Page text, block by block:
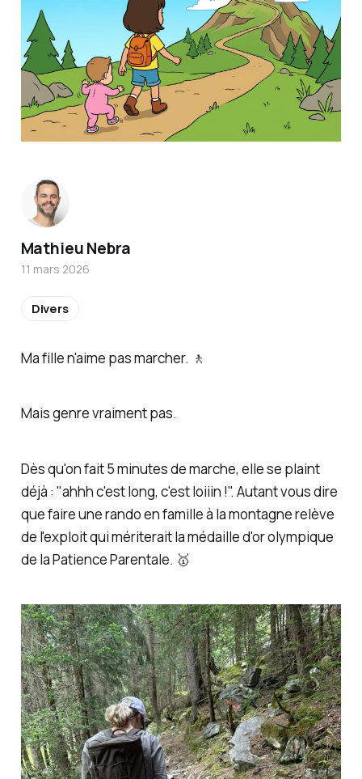
Ma fille n'aime pas marcher. 🚶
Mais genre vraiment pas.
Dès qu'on fait 5 minutes de marche, elle se plaint
déjà : "ahhh c'est long, c'est loiiin !". Autant vous dire
que faire une rando en famille à la montagne relève
de l'exploit qui mériterait la médaille d'or olympique
de la Patience Parentale. 🥇
Mathieu Nebra
11 mars 2026
Divers